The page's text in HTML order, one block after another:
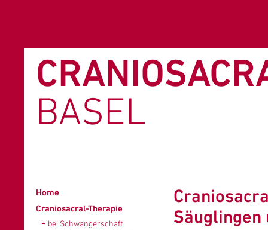
BASEL
Home
Craniosacral-Therapie
bei Schwangerschaft